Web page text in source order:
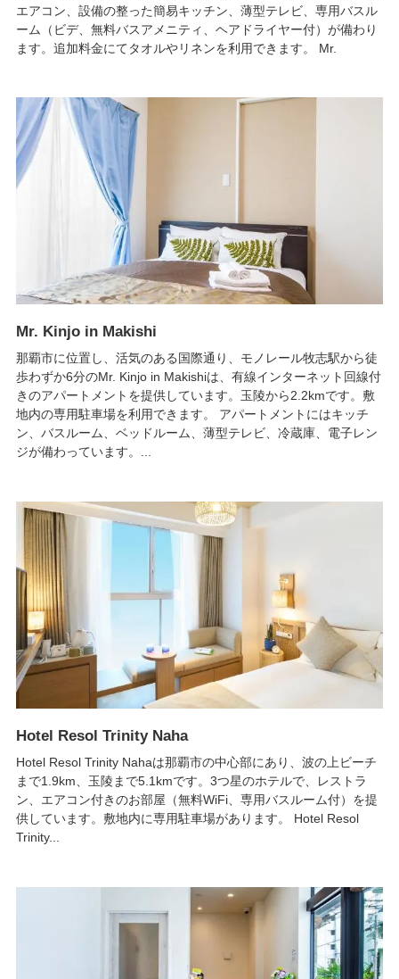
エアコン、設備の整った簡易キッチン、薄型テレビ、専用バスル
ーム（ビデ、無料バスアメニティ、ヘアドライヤー付）が備わり
ます。追加料金にてタオルやリネンを利用できます。 Mr.
Mr. Kinjo in Makishi
那覇市に位置し、活気のある国際通り、モノレール牧志駅から徒
歩わずか6分のMr. Kinjo in Makishiは、有線インターネット回線付
きのアパートメントを提供しています。玉陵から2.2kmです。敷
地内の専用駐車場を利用できます。 アパートメントにはキッチ
ン、バスルーム、ベッドルーム、薄型テレビ、冷蔵庫、電子レン
ジが備わっています。...
Hotel Resol Trinity Naha
Hotel Resol Trinity Nahaは那覇市の中心部にあり、波の上ビーチ
まで1.9km、玉陵まで5.1kmです。3つ星のホテルで、レストラ
ン、エアコン付きのお部屋（無料WiFi、専用バスルーム付）を提
供しています。敷地内に専用駐車場があります。 Hotel Resol
Trinity...